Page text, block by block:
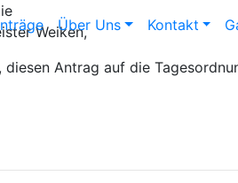
Über Uns Kontakt
Weiken,
Antrag auf die